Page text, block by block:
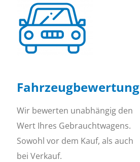
Fahrzeugbewertung
Wir bewerten unabhängig den
Wert Ihres Gebrauchtwagens.
Sowohl vor dem Kauf, als auch
bei Verkauf.